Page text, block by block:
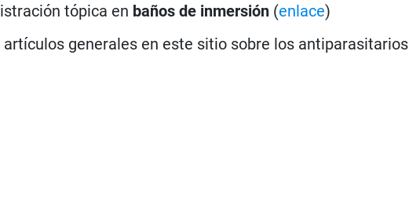
tópica en baños de inmersión (enlace)
generales en este sitio sobre los antiparasitarios